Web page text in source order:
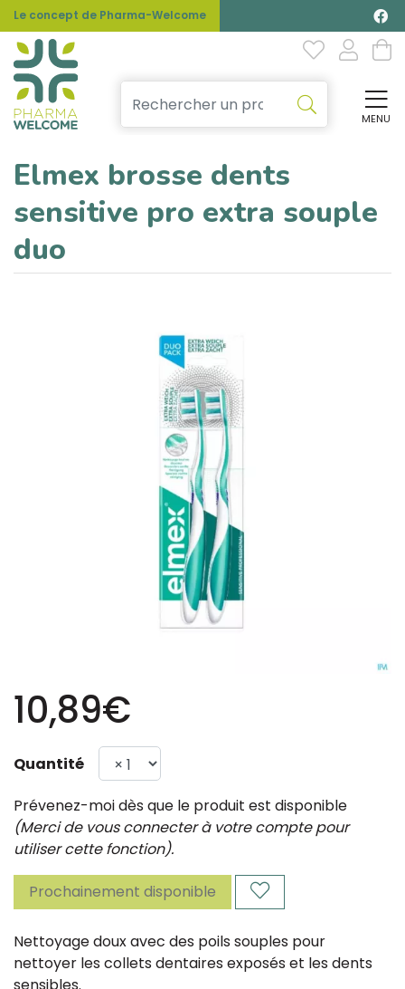
Le concept de Pharma-Welcome
MENU
Elmex brosse dents
sensitive pro extra souple
duo
10,89€
Quantité
Prévenez-moi dès que le produit est disponible
(Merci de vous connecter à votre compte pour
utiliser cette fonction).
Prochainement disponible
Nettoyage doux avec des poils souples pour
nettoyer les collets dentaires exposés et les dents